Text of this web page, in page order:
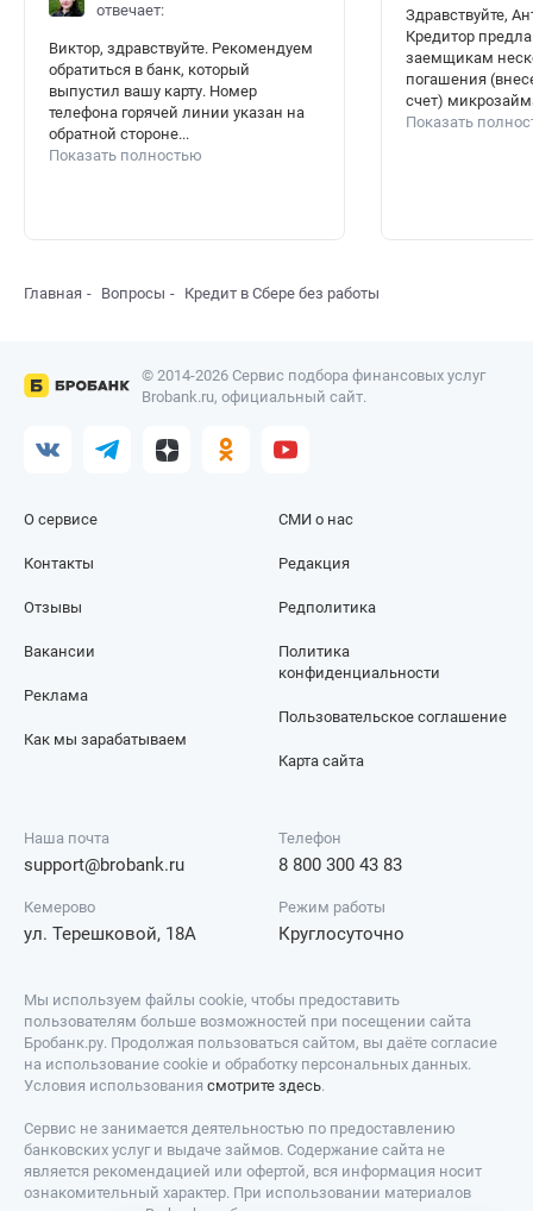
отвечает:
Виктор, здравствуйте. Рекомендуем
обратиться в банк, который
выпустил вашу карту. Номер
телефона горячей линии указан на
обратной стороне...
Показать полностью
Здравствуйте,
Кредитор
заемщикам
погашения
счет)
Показать
Главная Вопросы Кредит в Сбере без работы
© 2014-2026 Сервис подбора финансовых услуг
Brobank.ru, официальный сайт.
О сервисе
Контакты
Отзывы
СМИ о нас
Редакция
Редполитика
Вакансии
Реклама
Как мы зарабатываем
Политика
конфиденциальности
Пользовательское соглашение
Карта сайта
Наша почта
support@brobank.ru
Телефон
8 800 300 43 83
Кемерово
ул. Терешковой, 18А
Режим работы
Круглосуточно
Мы используем файлы cookie, чтобы предоставить
пользователям больше возможностей при посещении сайта
Бробанк.ру. Продолжая пользоваться сайтом, вы даёте согласие
на использование cookie и обработку персональных данных.
Условия использования смотрите здесь.
Сервис не занимается деятельностью по предоставлению
банковских услуг и выдаче займов. Содержание сайта не
является рекомендацией или офертой, вся информация носит
ознакомительный характер. При использовании материалов